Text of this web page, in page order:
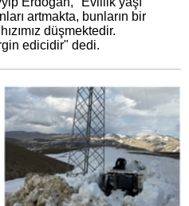
artmakta, bunların bir
düşmektedir.
edicidir" dedi.